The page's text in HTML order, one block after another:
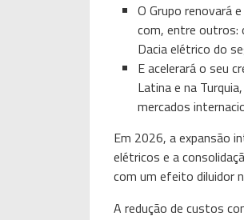
O Grupo renovará
com, entre outros:
Dacia elétrico do
E acelerará o seu
Latina e na
mercados
Em 2026, a expansão
elétricos e a
com um efeito diluidor
A redução de custos